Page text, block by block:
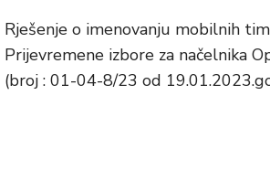
Rješenje o imenovanju mobilnih
Prijevremene izbore za načelnika
(broj : 01-04-8/23 od